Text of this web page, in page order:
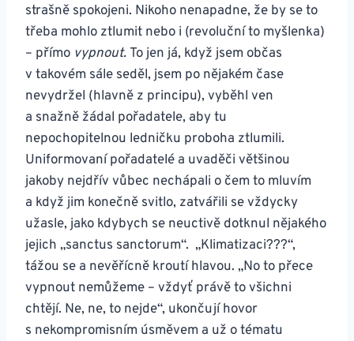
strašně spokojeni. Nikoho nenapadne, že by se to
třeba mohlo ztlumit nebo i (revoluční to myšlenka)
– přímo vypnout. To jen já, když jsem občas
v takovém sále seděl, jsem po nějakém čase
nevydržel (hlavně z principu), vyběhl ven
a snažně žádal pořadatele, aby tu
nepochopitelnou ledničku proboha ztlumili.
Uniformovaní pořadatelé a uvaděči většinou
jakoby nejdřív vůbec nechápali o čem to mluvím
a když jim konečně svitlo, zatvářili se vždycky
užasle, jako kdybych se neuctivě dotknul nějakého
jejich „sanctus sanctorum“. „Klimatizaci???“,
tážou se a nevěřícně kroutí hlavou. „No to přece
vypnout nemůžeme – vždyť právě to všichni
chtějí. Ne, ne, to nejde“, ukončují hovor
s nekompromisním úsměvem a už o tématu